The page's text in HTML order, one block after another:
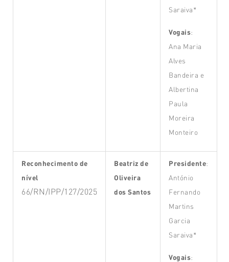
Saraiva*
Vogais:
Ana Maria
Alves
Bandeira e
Albertina
Paula
Moreira
Monteiro
Reconhecimento de
nível
66/RN/IPP/127/2025
Beatriz de
Oliveira
dos Santos
Presidente:
António
Fernando
Martins
Garcia
Saraiva*
Vogais: